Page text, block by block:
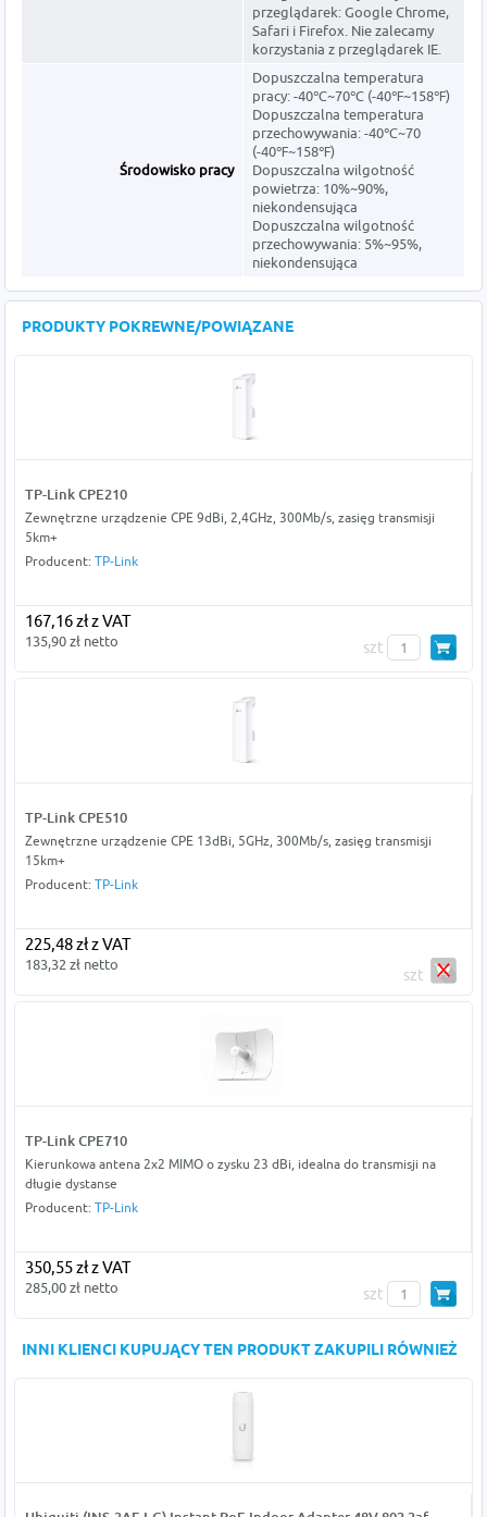
przeglądarek: Google Chrome,
Safari i Firefox. Nie zalecamy
korzystania z przeglądarek IE.
Środowisko pracy
Dopuszczalna temperatura
pracy: -40℃~70℃ (-40℉~158℉)
Dopuszczalna temperatura
przechowywania: -40℃~70
(-40℉~158℉)
Dopuszczalna wilgotność
powietrza: 10%~90%,
niekondensująca
Dopuszczalna wilgotność
przechowywania: 5%~95%,
niekondensująca
PRODUKTY POKREWNE/POWIĄZANE
TP-Link CPE210
Zewnętrzne urządzenie CPE 9dBi, 2,4GHz, 300Mb/s, zasięg transmisji
5km+
Producent: TP-Link
167,16 zł z VAT
135,90 zł netto szt
TP-Link CPE510
Zewnętrzne urządzenie CPE 13dBi, 5GHz, 300Mb/s, zasięg transmisji
15km+
Producent: TP-Link
225,48 zł z VAT
183,32 zł netto
szt
TP-Link CPE710
Kierunkowa antena 2x2 MIMO o zysku 23 dBi, idealna do transmisji na
długie dystanse
Producent: TP-Link
350,55 zł z VAT
285,00 zł netto szt
INNI KLIENCI KUPUJĄCY TEN PRODUKT ZAKUPILI RÓWNIEŻ